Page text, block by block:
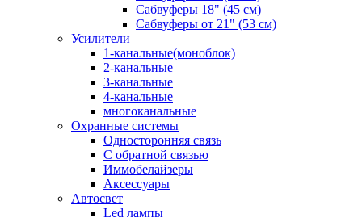
Сабвуферы 18" (45 см)
Сабвуферы от 21" (53 см)
Усилители
1-канальные(моноблок)
2-канальные
3-канальные
4-канальные
многоканальные
Охранные системы
Односторонняя связь
С обратной связью
Иммобелайзеры
Аксессуары
Автосвет
Led лампы